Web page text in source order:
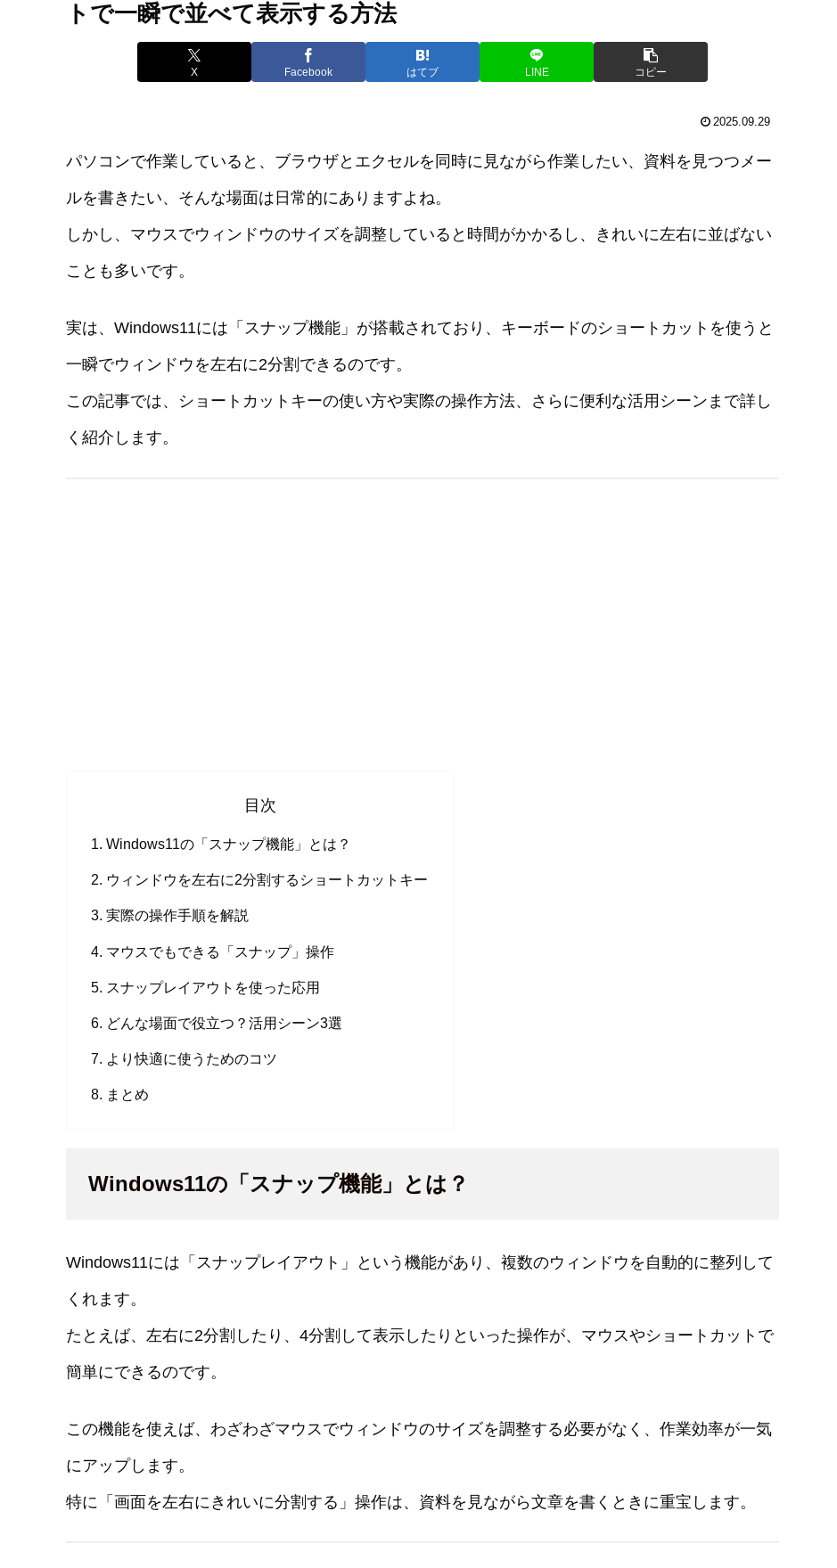
トで一瞬で並べて表示する方法
X Facebook はてブ LINE コピー
2025.09.29
パソコンで作業していると、ブラウザとエクセルを同時に見ながら作業したい、資料を見つつメー
ルを書きたい、そんな場面は日常的にありますよね。
しかし、マウスでウィンドウのサイズを調整していると時間がかかるし、きれいに左右に並ばない
ことも多いです。
実は、Windows11には「スナップ機能」が搭載されており、キーボードのショートカットを使うと
一瞬でウィンドウを左右に2分割できるのです。
この記事では、ショートカットキーの使い方や実際の操作方法、さらに便利な活用シーンまで詳し
く紹介します。
目次
Windows11の「スナップ機能」とは？
ウィンドウを左右に2分割するショートカットキー
実際の操作手順を解説
マウスでもできる「スナップ」操作
スナップレイアウトを使った応用
どんな場面で役立つ？活用シーン3選
より快適に使うためのコツ
まとめ
Windows11の「スナップ機能」とは？
Windows11には「スナップレイアウト」という機能があり、複数のウィンドウを自動的に整列して
くれます。
たとえば、左右に2分割したり、4分割して表示したりといった操作が、マウスやショートカットで
簡単にできるのです。
この機能を使えば、わざわざマウスでウィンドウのサイズを調整する必要がなく、作業効率が一気
にアップします。
特に「画面を左右にきれいに分割する」操作は、資料を見ながら文章を書くときに重宝します。